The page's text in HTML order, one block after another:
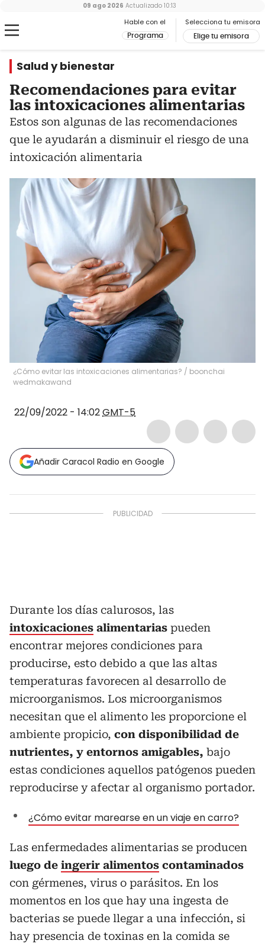
Hable con el
Programa
Selecciona tu emisora
Elige tu emisora
09 ago 2026 Actualizado 10:13
Salud y bienestar
Recomendaciones para evitar
las intoxicaciones alimentarias
Estos son algunas de las recomendaciones
que le ayudarán a disminuir el riesgo de una
intoxicación alimentaria
¿Cómo evitar las intoxicaciones alimentarias? / boonchai
wedmakawand
22/09/2022 - 14:02GMT-5
Añadir Caracol Radio en Google
Durante los días calurosos, las
intoxicaciones alimentarias pueden
encontrar mejores condiciones para
producirse, esto debido a que las altas
temperaturas favorecen al desarrollo de
microorganismos. Los microorganismos
necesitan que el alimento les proporcione el
ambiente propicio, con disponibilidad de
nutrientes, y entornos amigables, bajo
estas condiciones aquellos patógenos pueden
reproducirse y afectar al organismo portador.
¿Cómo evitar marearse en un viaje en carro?
Las enfermedades alimentarias se producen
luego de ingerir alimentos contaminados
con gérmenes, virus o parásitos. En los
momentos en los que hay una ingesta de
bacterias se puede llegar a una infección, si
hay presencia de toxinas en la comida se